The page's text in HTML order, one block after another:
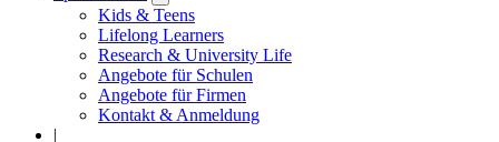
submenu
Kids & Teens
Lifelong Learners
Research & University Life
Angebote für Schulen
Angebote für Firmen
Kontakt & Anmeldung
|